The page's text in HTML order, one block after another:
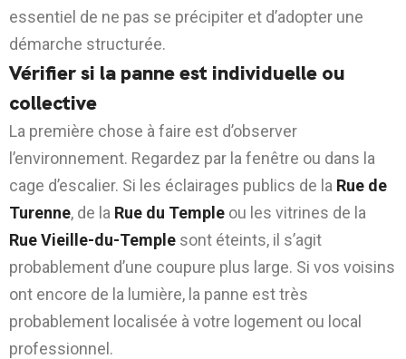
essentiel de ne pas se précipiter et d’adopter une
démarche structurée.
Vérifier si la panne est individuelle ou
collective
La première chose à faire est d’observer
l’environnement. Regardez par la fenêtre ou dans la
cage d’escalier. Si les éclairages publics de la Rue de
Turenne, de la Rue du Temple ou les vitrines de la
Rue Vieille-du-Temple sont éteints, il s’agit
probablement d’une coupure plus large. Si vos voisins
ont encore de la lumière, la panne est très
probablement localisée à votre logement ou local
professionnel.